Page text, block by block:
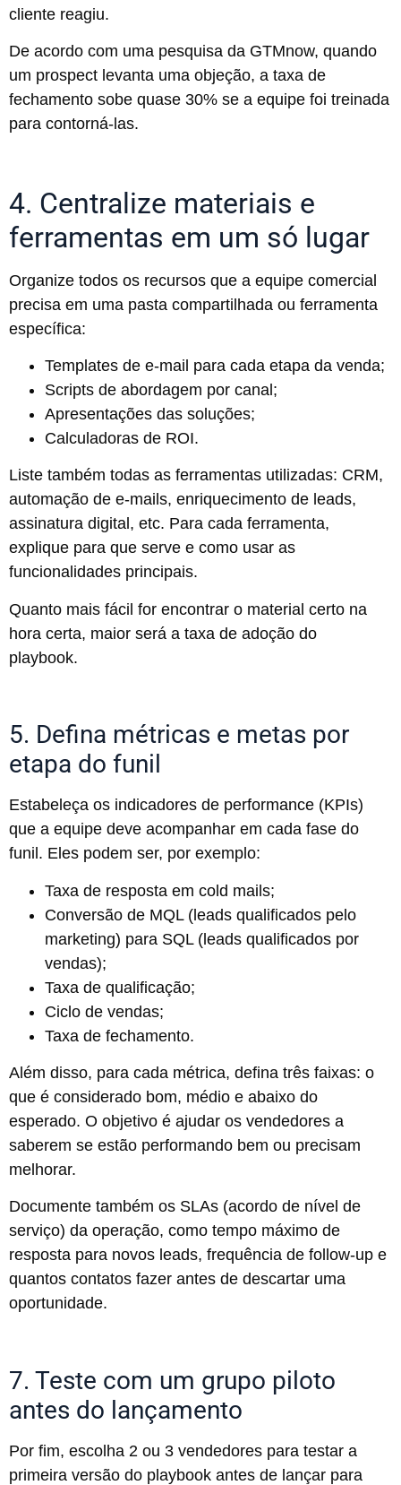
cliente reagiu.
De acordo com uma pesquisa da GTMnow, quando
um prospect levanta uma objeção, a taxa de
fechamento sobe quase 30% se a equipe foi treinada
para contorná-las.
4. Centralize materiais e
ferramentas em um só lugar
Organize todos os recursos que a equipe comercial
precisa em uma pasta compartilhada ou ferramenta
específica:
Templates de e-mail para cada etapa da venda;
Scripts de abordagem por canal;
Apresentações das soluções;
Calculadoras de ROI.
Liste também todas as ferramentas utilizadas: CRM,
automação de e-mails, enriquecimento de leads,
assinatura digital, etc. Para cada ferramenta,
explique para que serve e como usar as
funcionalidades principais.
Quanto mais fácil for encontrar o material certo na
hora certa, maior será a taxa de adoção do
playbook.
5. Defina métricas e metas por
etapa do funil
Estabeleça os indicadores de performance (KPIs)
que a equipe deve acompanhar em cada fase do
funil. Eles podem ser, por exemplo:
Taxa de resposta em cold mails;
Conversão de MQL (leads qualificados pelo
marketing) para SQL (leads qualificados por
vendas);
Taxa de qualificação;
Ciclo de vendas;
Taxa de fechamento.
Além disso, para cada métrica, defina três faixas: o
que é considerado bom, médio e abaixo do
esperado. O objetivo é ajudar os vendedores a
saberem se estão performando bem ou precisam
melhorar.
Documente também os SLAs (acordo de nível de
serviço) da operação, como tempo máximo de
resposta para novos leads, frequência de follow-up e
quantos contatos fazer antes de descartar uma
oportunidade.
7. Teste com um grupo piloto
antes do lançamento
Por fim, escolha 2 ou 3 vendedores para testar a
primeira versão do playbook antes de lançar para